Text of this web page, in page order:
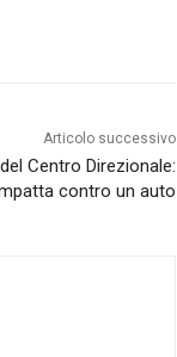
Articolo successivo
Centro Direzionale:
contro un auto